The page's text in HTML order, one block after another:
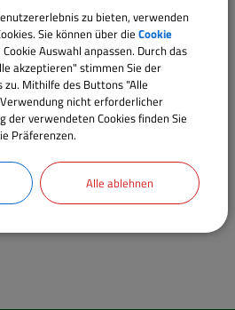
zu bieten, verwenden
Sie können über die Cookie
Auswahl anpassen. Durch das
akzeptieren" stimmen Sie der
zu. Mithilfe des Buttons "Alle
nicht erforderlicher
der verwendeten Cookies finden Sie
Präferenzen.
Alle ablehnen